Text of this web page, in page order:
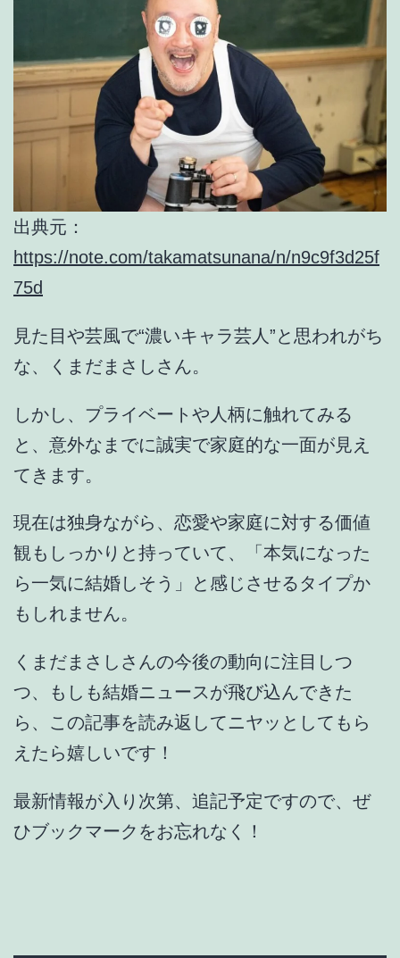
出典元：
https://note.com/takamatsunana/n/n9c9f3d25f
75d
見た目や芸風で“濃いキャラ芸人”と思われがち
な、くまだまさしさん。
しかし、プライベートや人柄に触れてみる
と、 意外なまでに誠実で家庭的な一面が見え
てきます。
現在は独身ながら、恋愛や家庭に対する価値
観もしっかりと持っていて、
「本気になった
ら一気に結婚しそう」
と感じさせるタイプか
もしれません。
くまだまさしさんの今後の動向に注目しつ
つ、もしも結婚ニュースが飛び込んできた
ら、この記事を読み返してニヤッとしてもら
えたら嬉しいです！
最新情報が入り次第、追記予定ですので、ぜ
ひブックマークをお忘れなく！